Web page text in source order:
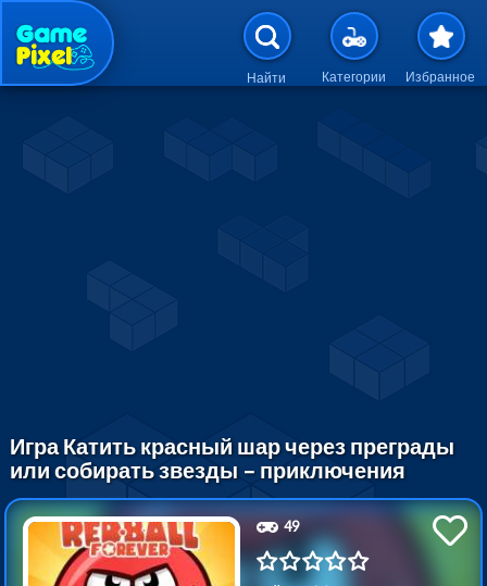
Перейти к основному
Найти Категории Избранное
Игра Катить красный шар через преграды
или собирать звезды – приключения
49